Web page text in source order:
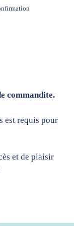
commandite.
est requis pour
et de plaisir